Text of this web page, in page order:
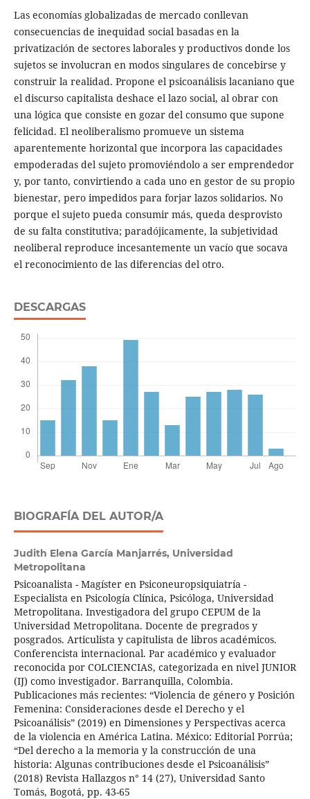
Las economías globalizadas de mercado conllevan
consecuencias de inequidad social basadas en la
privatización de sectores laborales y productivos donde los
sujetos se involucran en modos singulares de concebirse y
construir la realidad. Propone el psicoanálisis lacaniano que
el discurso capitalista deshace el lazo social, al obrar con
una lógica que consiste en gozar del consumo que supone
felicidad. El neoliberalismo promueve un sistema
aparentemente horizontal que incorpora las capacidades
empoderadas del sujeto promoviéndolo a ser emprendedor
y, por tanto, convirtiendo a cada uno en gestor de su propio
bienestar, pero impedidos para forjar lazos solidarios. No
porque el sujeto pueda consumir más, queda desprovisto
de su falta constitutiva; paradójicamente, la subjetividad
neoliberal reproduce incesantemente un vacío que socava
el reconocimiento de las diferencias del otro.
DESCARGAS
BIOGRAFÍA DEL AUTOR/A
Judith Elena García Manjarrés, Universidad
Metropolitana
Psicoanalista - Magíster en Psiconeuropsiquiatría -
Especialista en Psicología Clínica, Psicóloga, Universidad
Metropolitana. Investigadora del grupo CEPUM de la
Universidad Metropolitana. Docente de pregrados y
posgrados. Articulista y capitulista de libros académicos.
Conferencista internacional. Par académico y evaluador
reconocida por COLCIENCIAS, categorizada en nivel JUNIOR
(IJ) como investigador. Barranquilla, Colombia.
Publicaciones más recientes: “Violencia de género y Posición
Femenina: Consideraciones desde el Derecho y el
Psicoanálisis” (2019) en Dimensiones y Perspectivas acerca
de la violencia en América Latina. México: Editorial Porrúa;
“Del derecho a la memoria y la construcción de una
historia: Algunas contribuciones desde el Psicoanálisis”
(2018) Revista Hallazgos n° 14 (27), Universidad Santo
Tomás, Bogotá, pp. 43-65